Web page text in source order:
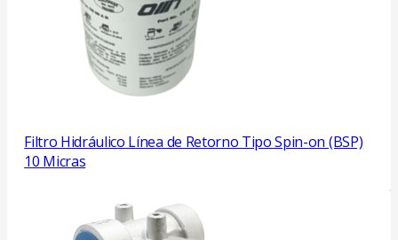
Filtro Hidráulico Línea de Retorno Tipo Spin-on (BSP)
10 Micras